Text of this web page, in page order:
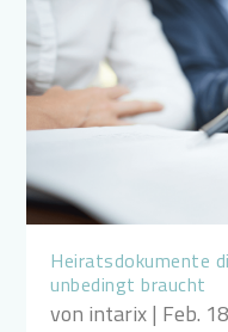
Heiratsdokumente
unbedingt braucht
von intarix| Feb.